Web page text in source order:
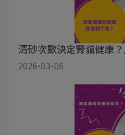
清砂次數決定腎貓健康
2026-03-06